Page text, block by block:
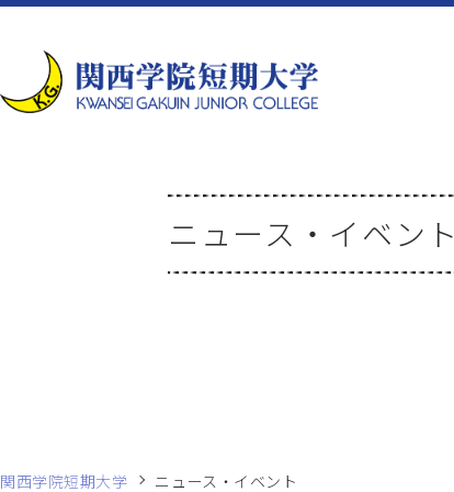
ニュース・イベント
関西学院短期大学 ニュース・イベント